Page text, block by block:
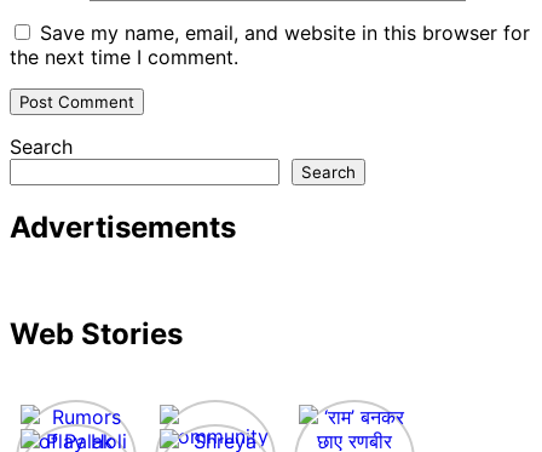
Save my name, email, and website in this browser for
the next time I comment.
Search
Search
Advertisements
Web Stories